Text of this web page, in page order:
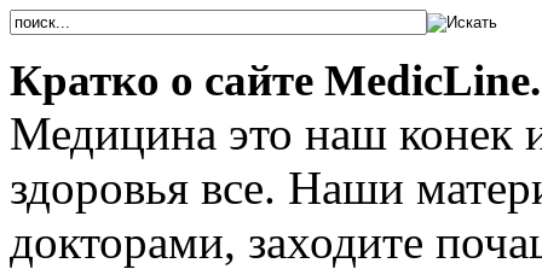
Кратко о сайте MedicLine.
Медицина это наш конек
здоровья все. Наши
докторами, заходите